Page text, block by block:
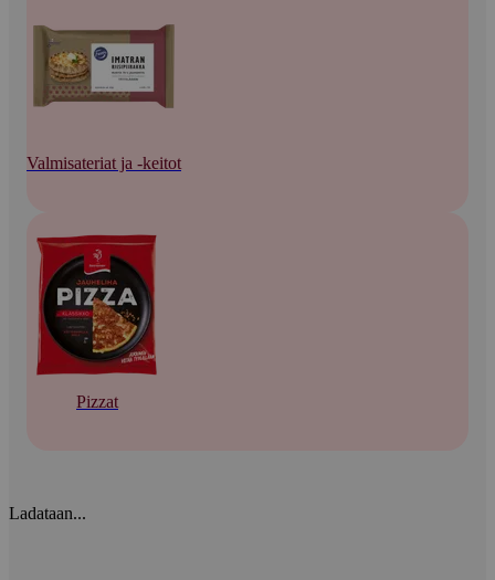
Valmisateriat ja -keitot
Pizzat
Ladataan...